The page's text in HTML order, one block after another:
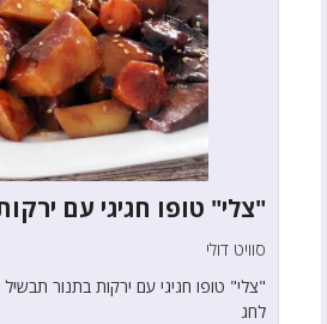
"צלי" טופו חגיגי עם
סוויט דולי
"צלי" טופו חגיגי עם ירקות בתנור
לחג